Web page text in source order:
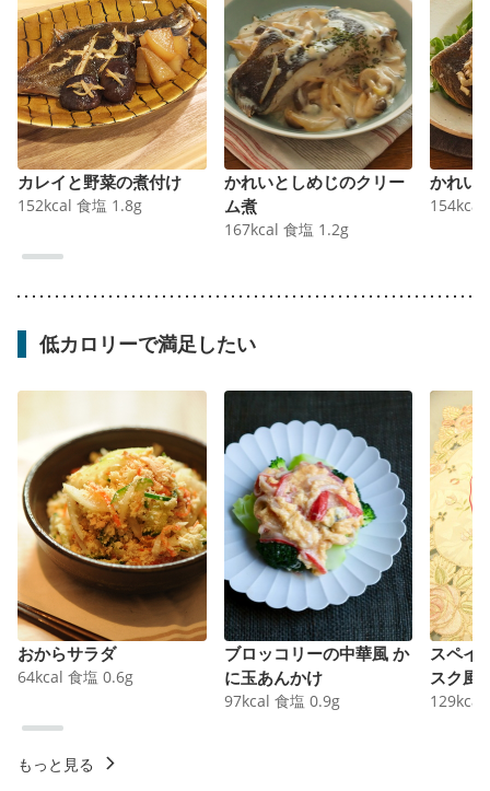
カレイと野菜の煮付け
152kcal 食塩 1.8g
かれいとしめじのクリー
ム煮
167kcal 食塩 1.2g
かれい
154kcal
低カロリーで満足したい
おからサラダ
64kcal 食塩 0.6g
ブロッコリーの中華風 か
に玉あんかけ
97kcal 食塩 0.9g
スペイ
スク風
129kcal
もっと見る